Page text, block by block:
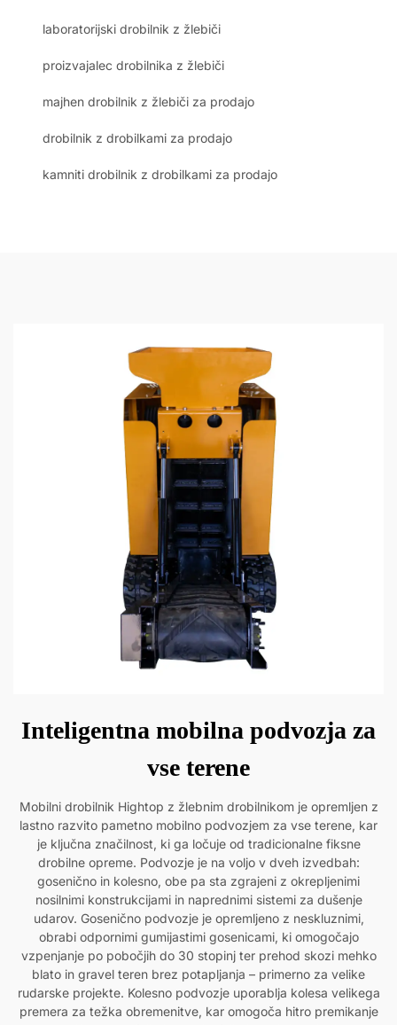
laboratorijski drobilnik z žlebiči
proizvajalec drobilnika z žlebiči
majhen drobilnik z žlebiči za prodajo
drobilnik z drobilkami za prodajo
kamniti drobilnik z drobilkami za prodajo
Inteligentna mobilna podvozja za
vse terene
Mobilni drobilnik Hightop z žlebnim drobilnikom je opremljen z
lastno razvito pametno mobilno podvozjem za vse terene, kar
je ključna značilnost, ki ga ločuje od tradicionalne fiksne
drobilne opreme. Podvozje je na voljo v dveh izvedbah:
gosenično in kolesno, obe pa sta zgrajeni z okrepljenimi
nosilnimi konstrukcijami in naprednimi sistemi za dušenje
udarov. Gosenično podvozje je opremljeno z neskluznimi,
obrabi odpornimi gumijastimi gosenicami, ki omogočajo
vzpenjanje po pobočjih do 30 stopinj ter prehod skozi mehko
blato in gravel teren brez potapljanja – primerno za velike
rudarske projekte. Kolesno podvozje uporablja kolesa velikega
premera za težka obremenitve, kar omogoča hitro premikanje